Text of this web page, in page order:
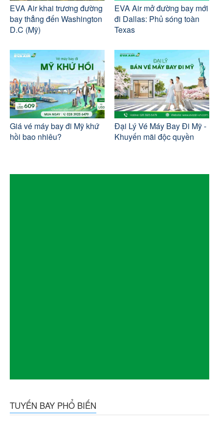
EVA Air khai trương đường
bay thẳng đến Washington
D.C (Mỹ)
EVA Air mở đường bay mới
đi Dallas: Phủ sóng toàn
Texas
Giá vé máy bay đi Mỹ khứ
hồi bao nhiêu?
Đại Lý Vé Máy Bay Đi Mỹ -
Khuyến mãi độc quyền
TUYẾN BAY PHỔ BIẾN